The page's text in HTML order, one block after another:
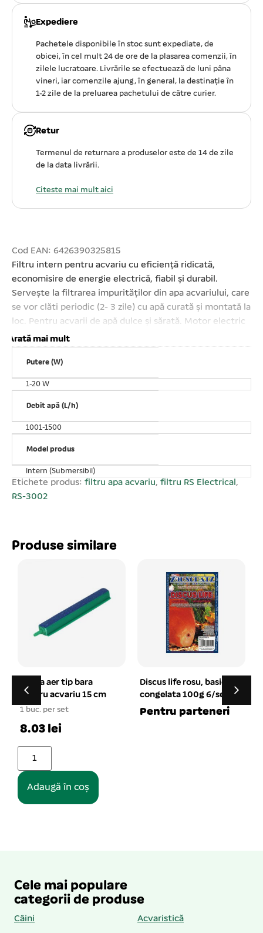
Expediere
Pachetele disponibile în stoc sunt expediate, de
obicei, în cel mult 24 de ore de la plasarea comenzii, în
zilele lucratoare. Livrările se efectuează de luni pâna
vineri, iar comenzile ajung, în general, la destinație în
1-2 zile de la preluarea pachetului de către curier.
Retur
Termenul de returnare a produselor este de 14 de zile
de la data livrării.
Citeste mai mult aici
Cod EAN: 6426390325815
Filtru intern pentru acvariu cu eficiență ridicată,
economisire de energie electrică, fiabil și durabil.
Servește la filtrarea impurităților din apa acvariului, care
se vor clăti periodic (2- 3 zile) cu apă curată și montată la
loc. Pentru acvarii de apă dulce și sărată. Motor electric
submersibil sigilat. Cu performanțe excelente în lucrul
cu apă. Prinderea pe acvariu se realizează cu ajutorul
ventuzelor. Ușor de utilizat și curățat. Putere
consumată: 18 W. Debit maxim: 1500 L/H. Total
submersibil. Conține cartuș cu burete. AC 220 V. Atenție!
este interzis punerea în funcțiune în afara apei, pericol
de gripare!
Arată mai mult
Putere (W)
1-20 W
Debit apă (L/h)
1001-1500
Model produs
Intern (Submersibil)
Etichete produs: filtru apa acvariu, filtru RS Electrical,
RS-3002
Produse similare
Discus life rosu, basic
congelata 100g 6/set
Pentru parteneri
Lampa acvariu
exterior cu LED, L-600
18 W
Cele mai populare
categorii de produse
Câini Acvaristică